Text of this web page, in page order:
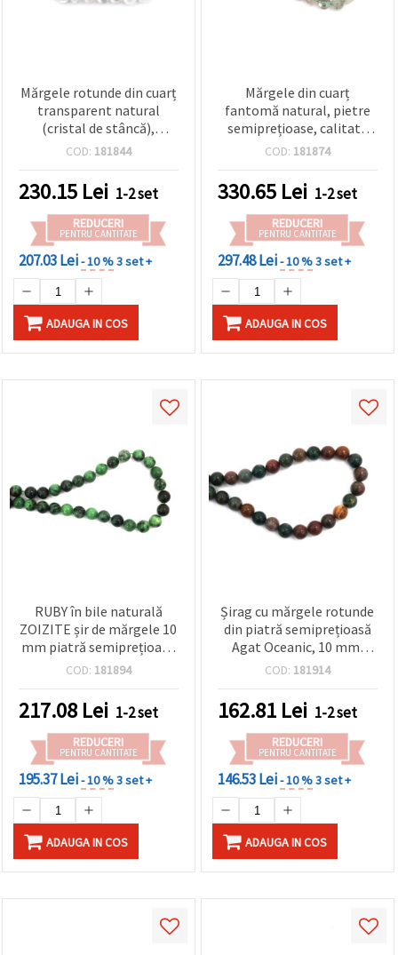
Mărgele rotunde din cuarț
transparent natural
(cristal de stâncă),
Calitate A – 10 mm, șirag
din piatră semiprețioasă
pentru bijuterii
handmade, mărgelit și
proiecte DIY
COD: 181844
230.15 Lei 1-2 set
REDUCERI
PENTRU CANTITATE
207.03 Lei- 10 %3 set +
ADAUGA IN COS
Mărgele din cuarț
fantomă natural, pietre
semiprețioase, calitate
A+, rotunde 10 mm, șirag
handmade, brățări și
coliere DIY
COD: 181874
330.65 Lei 1-2 set
REDUCERI
PENTRU CANTITATE
297.48 Lei- 10 %3 set +
ADAUGA IN COS
RUBY în bile naturală
ZOIZITE șir de mărgele 10
mm piatră semiprețioasă
~37 buc.
COD: 181894
217.08 Lei 1-2 set
REDUCERI
PENTRU CANTITATE
195.37 Lei- 10 %3 set +
ADAUGA IN COS
Șirag cu mărgele rotunde
din piatră semiprețioasă
Agat Oceanic, 10 mm,
aprox. 36 buc., pentru
brățări și coliere
COD: 181914
162.81 Lei 1-2 set
REDUCERI
PENTRU CANTITATE
146.53 Lei- 10 %3 set +
ADAUGA IN COS